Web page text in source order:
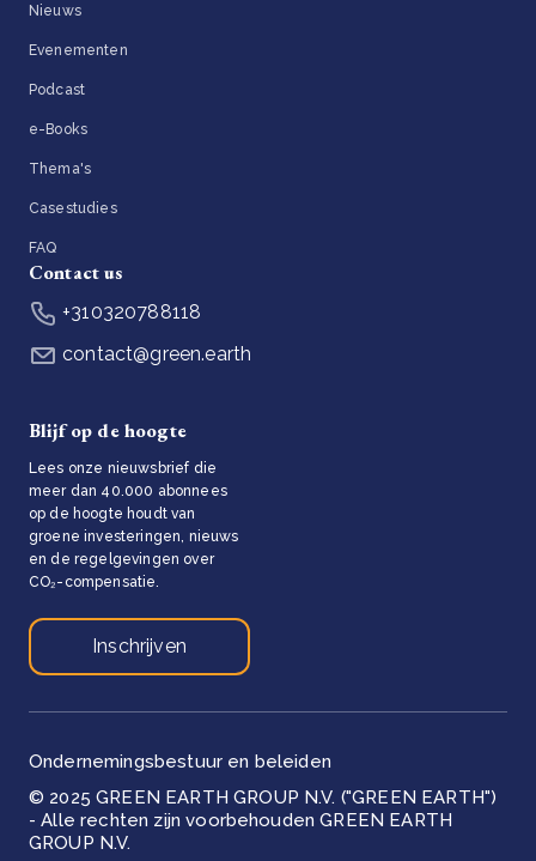
Nieuws
Evenementen
Podcast
e-Books
Thema's
Casestudies
FAQ
Contact us
+310320788118
contact@green.earth
Blijf op de hoogte
Lees onze nieuwsbrief die
meer dan 40.000 abonnees
op de hoogte houdt van
groene investeringen, nieuws
en de regelgevingen over
CO₂-compensatie.
Inschrijven
© 2025 GREEN EARTH GROUP N.V. ("GREEN EARTH")
- Alle rechten zijn voorbehouden GREEN EARTH
GROUP N.V.
Ondernemingsbestuur en beleiden